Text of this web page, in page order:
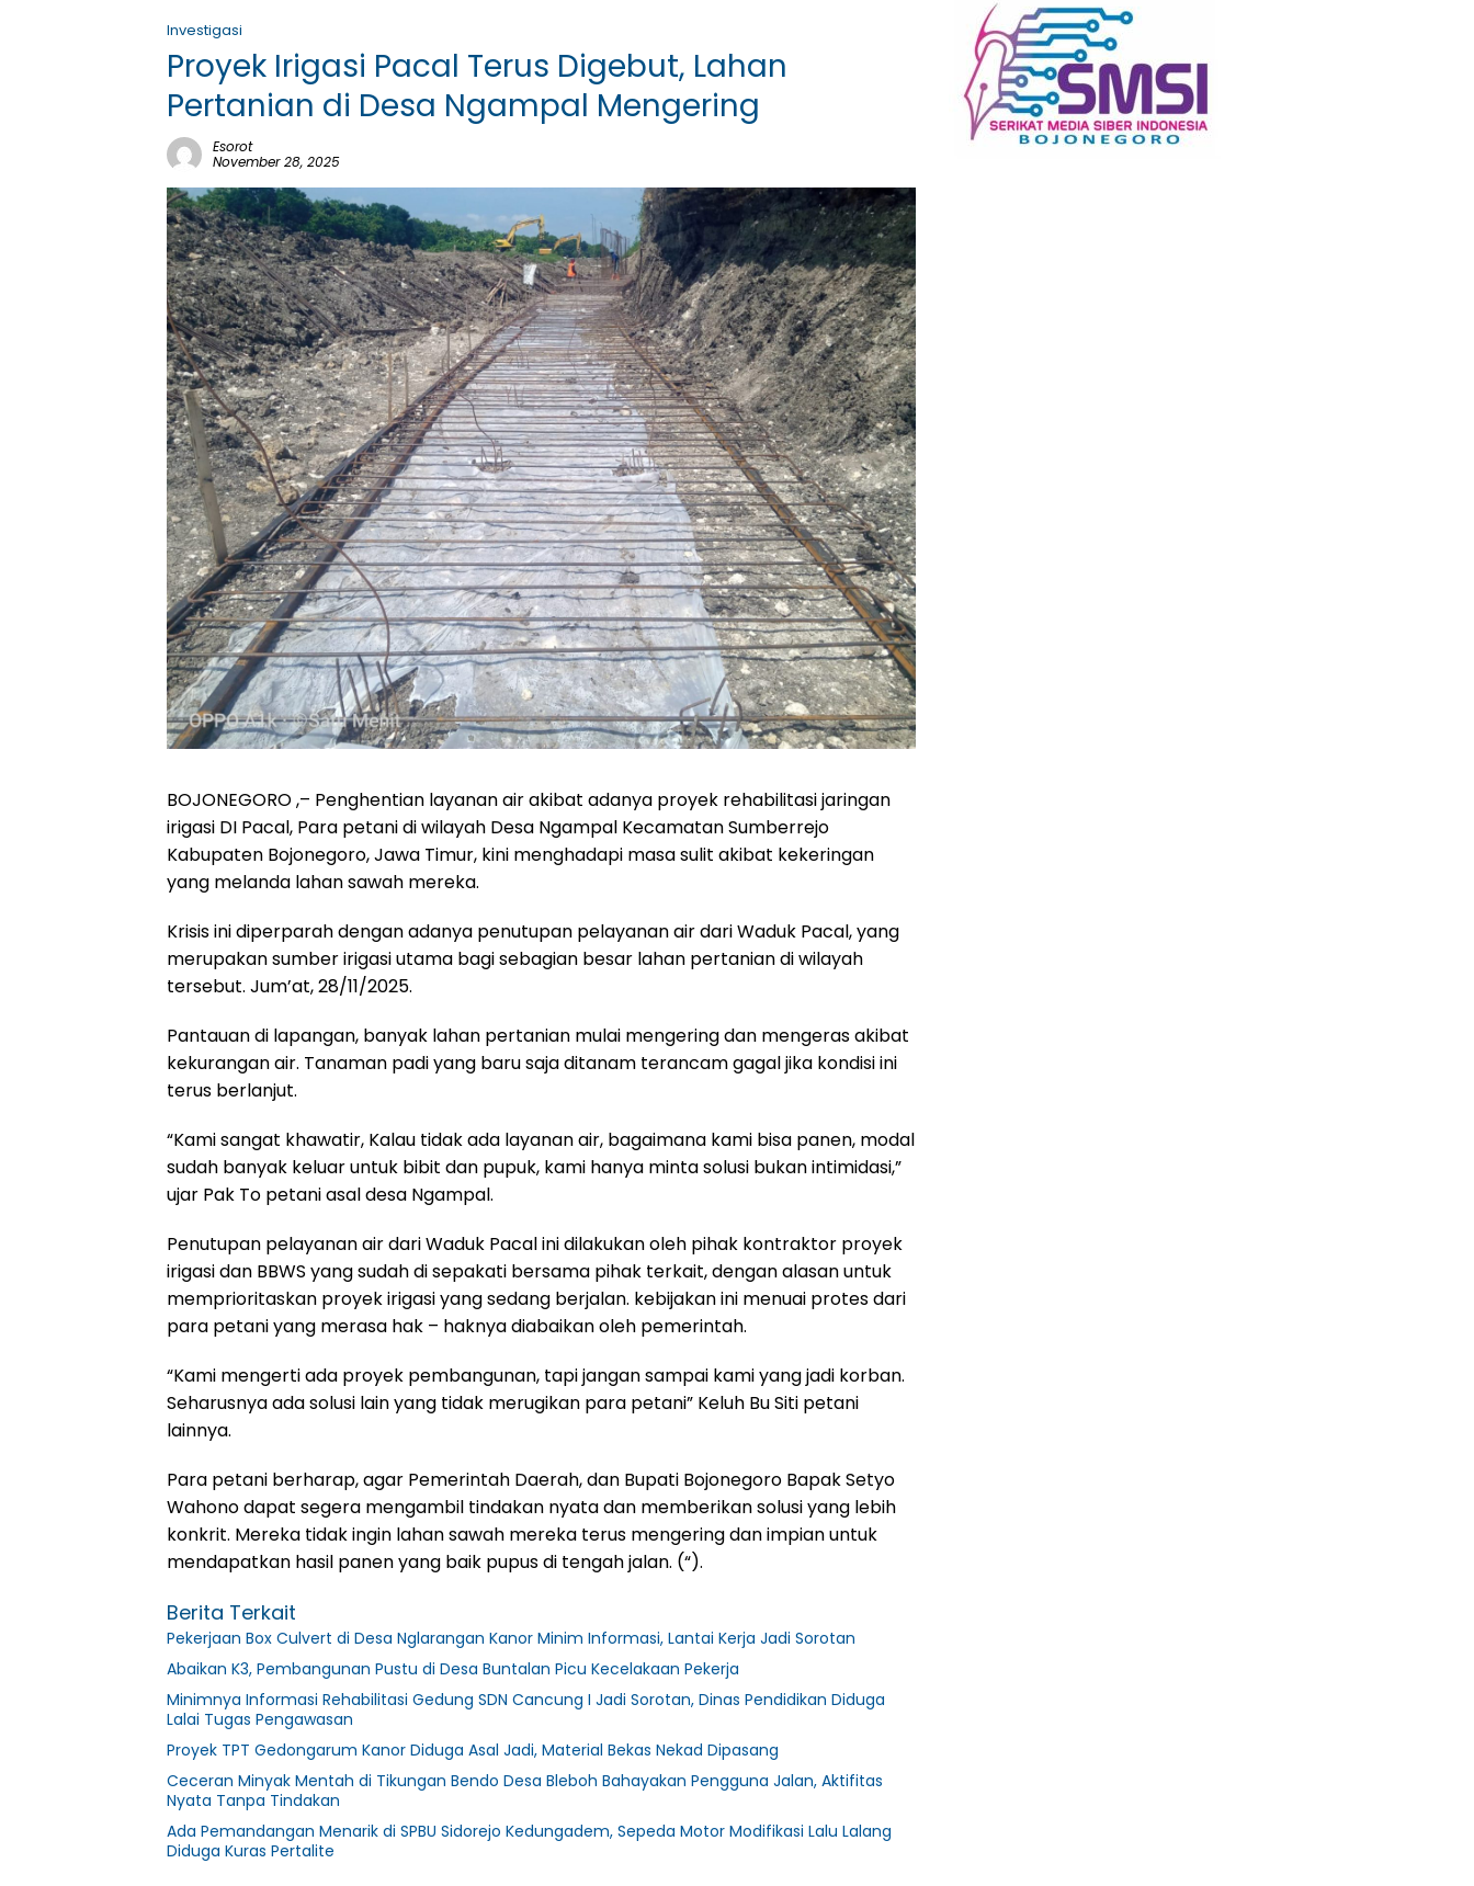
Investigasi
Proyek Irigasi Pacal Terus Digebut, Lahan
Pertanian di Desa Ngampal Mengering
Esorot
November 28, 2025
BOJONEGORO ,– Penghentian layanan air akibat adanya proyek rehabilitasi jaringan
irigasi DI Pacal, Para petani di wilayah Desa Ngampal Kecamatan Sumberrejo
Kabupaten Bojonegoro, Jawa Timur, kini menghadapi masa sulit akibat kekeringan
yang melanda lahan sawah mereka.
Krisis ini diperparah dengan adanya penutupan pelayanan air dari Waduk Pacal, yang
merupakan sumber irigasi utama bagi sebagian besar lahan pertanian di wilayah
tersebut. Jum’at, 28/11/2025.
Pantauan di lapangan, banyak lahan pertanian mulai mengering dan mengeras akibat
kekurangan air. Tanaman padi yang baru saja ditanam terancam gagal jika kondisi ini
terus berlanjut.
“Kami sangat khawatir, Kalau tidak ada layanan air, bagaimana kami bisa panen, modal
sudah banyak keluar untuk bibit dan pupuk, kami hanya minta solusi bukan intimidasi,”
ujar Pak To petani asal desa Ngampal.
Penutupan pelayanan air dari Waduk Pacal ini dilakukan oleh pihak kontraktor proyek
irigasi dan BBWS yang sudah di sepakati bersama pihak terkait, dengan alasan untuk
memprioritaskan proyek irigasi yang sedang berjalan. kebijakan ini menuai protes dari
para petani yang merasa hak – haknya diabaikan oleh pemerintah.
“Kami mengerti ada proyek pembangunan, tapi jangan sampai kami yang jadi korban.
Seharusnya ada solusi lain yang tidak merugikan para petani” Keluh Bu Siti petani
lainnya.
Para petani berharap, agar Pemerintah Daerah, dan Bupati Bojonegoro Bapak Setyo
Wahono dapat segera mengambil tindakan nyata dan memberikan solusi yang lebih
konkrit. Mereka tidak ingin lahan sawah mereka terus mengering dan impian untuk
mendapatkan hasil panen yang baik pupus di tengah jalan. (“).
Berita Terkait
Pekerjaan Box Culvert di Desa Nglarangan Kanor Minim Informasi, Lantai Kerja Jadi Sorotan
Abaikan K3, Pembangunan Pustu di Desa Buntalan Picu Kecelakaan Pekerja
Minimnya Informasi Rehabilitasi Gedung SDN Cancung I Jadi Sorotan, Dinas Pendidikan Diduga
Lalai Tugas Pengawasan
Proyek TPT Gedongarum Kanor Diduga Asal Jadi, Material Bekas Nekad Dipasang
Ceceran Minyak Mentah di Tikungan Bendo Desa Bleboh Bahayakan Pengguna Jalan, Aktifitas
Nyata Tanpa Tindakan
Ada Pemandangan Menarik di SPBU Sidorejo Kedungadem, Sepeda Motor Modifikasi Lalu Lalang
Diduga Kuras Pertalite